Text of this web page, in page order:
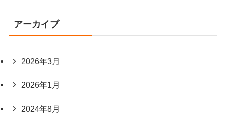
アーカイブ
2026年3月
2026年1月
2024年8月